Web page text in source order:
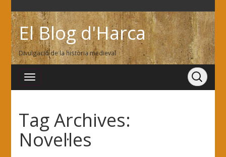
El Blog d'Harca
Divulgació de la història medieval
Tag Archives:
Novel·les